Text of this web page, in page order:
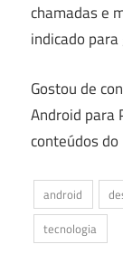
chamadas e
indicado
Gostou de
Android para
conteúdos
android
tecnologia